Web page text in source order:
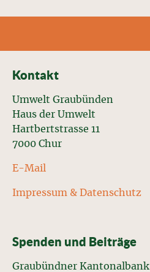
Kontakt
Umwelt Graubünden
Haus der Umwelt
Hartbertstrasse 11
7000 Chur
E-Mail
Impressum & Datenschutz
Spenden und Beiträge
Graubündner Kantonalbank